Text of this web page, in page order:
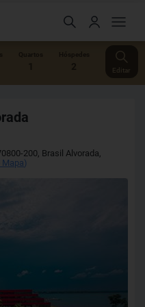
Editar
200, Brasil Alvorada,
Mapa)